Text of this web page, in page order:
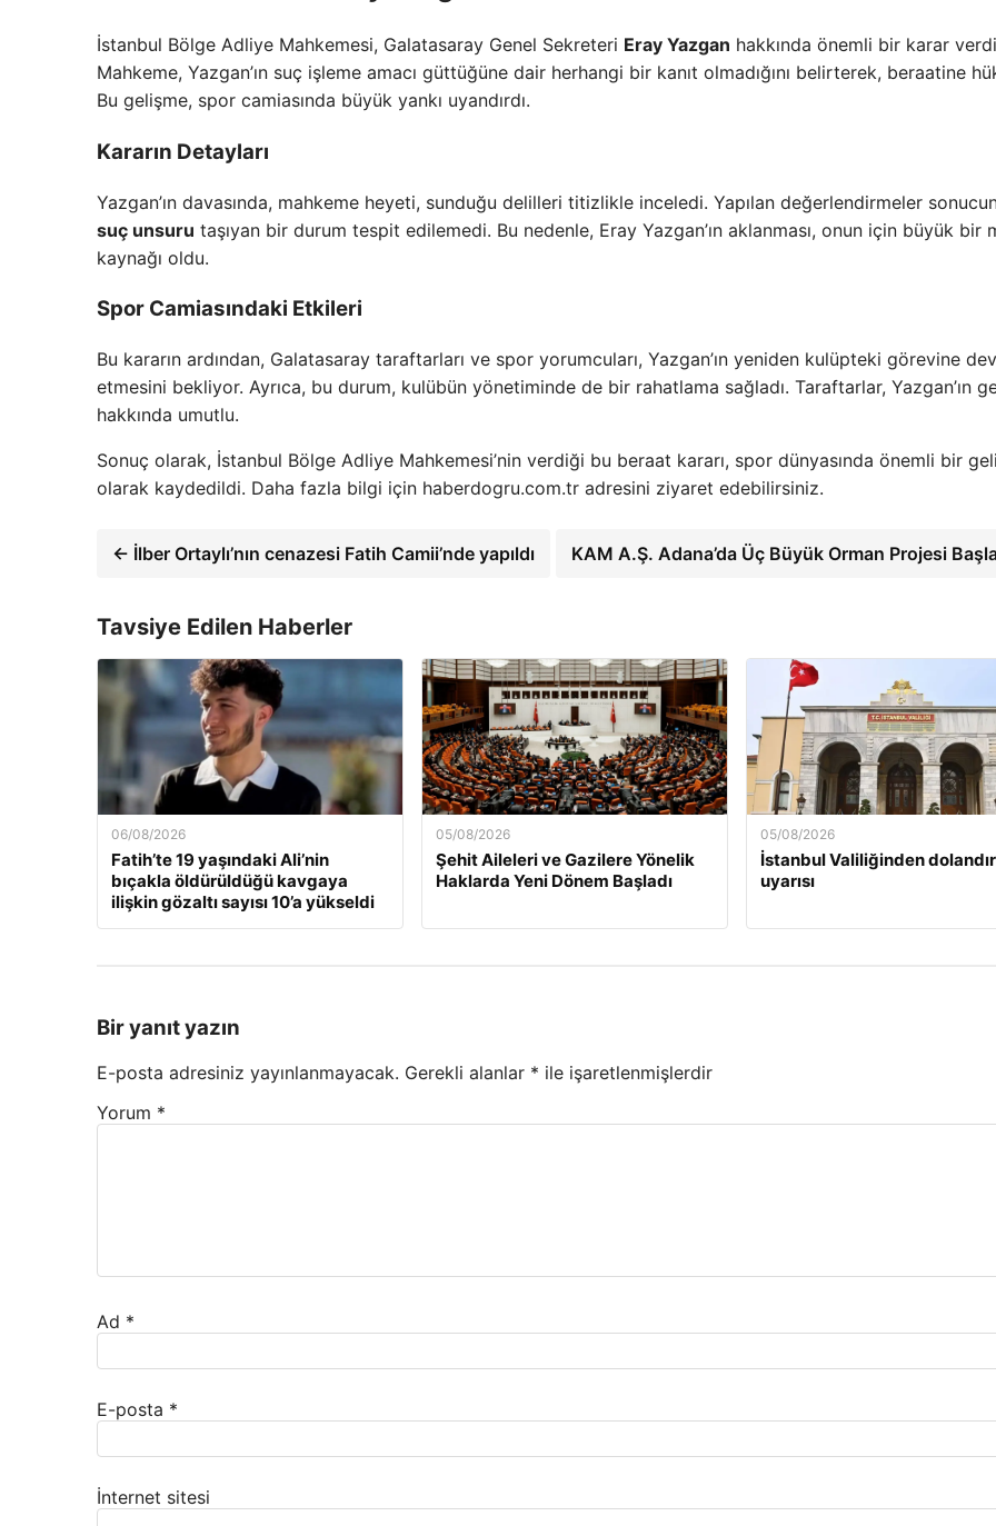
İstanbul Bölge Adliye Mahkemesi, Galatasaray Genel Sekreteri Eray Yazgan hakkında önemli bir karar
Mahkeme, Yazgan’ın suç işleme amacı güttüğüne dair herhangi bir kanıt olmadığını belirterek, beraatine
Bu gelişme, spor camiasında büyük yankı uyandırdı.
Kararın Detayları
Yazgan’ın davasında, mahkeme heyeti, sunduğu delilleri titizlikle inceledi. Yapılan değerlendirmeler
suç unsuru taşıyan bir durum tespit edilemedi. Bu nedenle, Eray Yazgan’ın aklanması, onun için büyük bir
kaynağı oldu.
Spor Camiasındaki Etkileri
Bu kararın ardından, Galatasaray taraftarları ve spor yorumcuları, Yazgan’ın yeniden kulüpteki görevine
etmesini bekliyor. Ayrıca, bu durum, kulübün yönetiminde de bir rahatlama sağladı. Taraftarlar, Yazgan’ın
hakkında umutlu.
Sonuç olarak, İstanbul Bölge Adliye Mahkemesi’nin verdiği bu beraat kararı, spor dünyasında önemli bir
olarak kaydedildi. Daha fazla bilgi için haberdogru.com.tr adresini ziyaret edebilirsiniz.
← İlber Ortaylı’nın cenazesi Fatih Camii’nde yapıldı KAM A.Ş. Adana’da Üç Büyük Orman Projesi
Tavsiye Edilen Haberler
06/08/2026
Fatih’te 19 yaşındaki Ali’nin
bıçakla öldürüldüğü kavgaya
ilişkin gözaltı sayısı 10’a yükseldi
05/08/2026
Şehit Aileleri ve Gazilere Yönelik
Haklarda Yeni Dönem Başladı
05/08/2026
İstanbul Valiliğinden
uyarısı
Bir yanıt yazın
E-posta adresiniz yayınlanmayacak. Gerekli alanlar * ile işaretlenmişlerdir
Yorum *
Ad *
E-posta *
İnternet sitesi